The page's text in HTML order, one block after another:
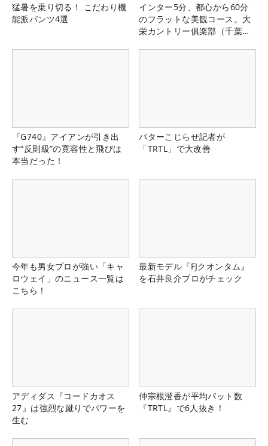
猛暑を乗り切る！ こだわり機
能派パンツ4選
インター5分、都心から60分
のフラットな美観コース。大
栄カントリー俱楽部（千葉
『G740』アイアンが引き出
す“反則級”の寛容性と飛びは
本当だった！
パターこじらせ記者が
「TRTL」で大改善
今年も男女プロが強い「キャ
ロウェイ」のニュース一覧は
こちら！
最新モデル『FJクオンタム』
を石井良介プロがチェック
アディダス『コードカオス
27』は強烈な蹴りでパワーを
生む
仲宗根澄香が平均パット数
『TRTL』で6人抜き！